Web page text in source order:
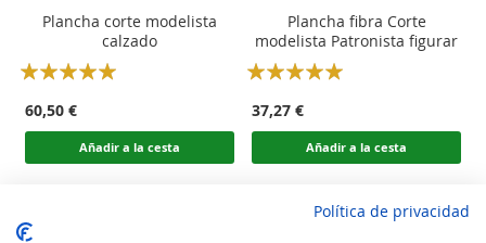
Plancha corte modelista
calzado
Rating:
60,50 €
Añadir a la cesta
Plancha fibra Corte
modelista Patronista figurar
Rating:
37,27 €
Añadir a la cesta
Política de privacidad